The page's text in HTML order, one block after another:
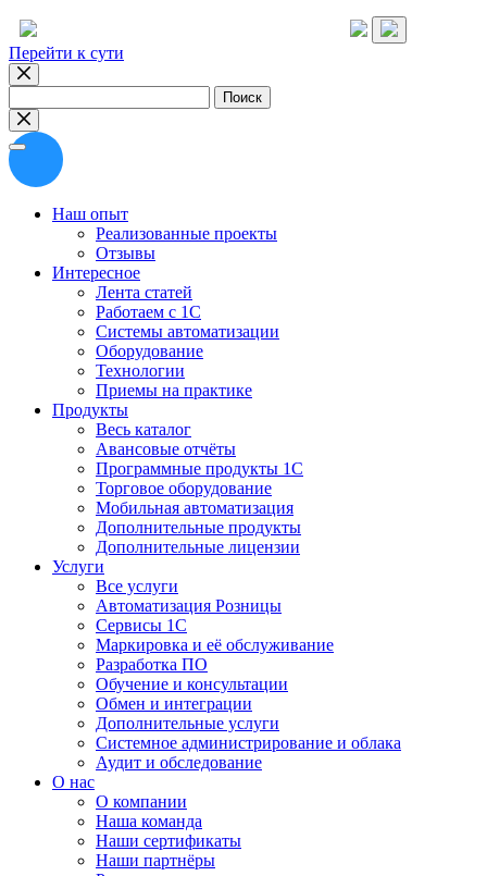
Перейти к сути
Наш опыт
Реализованные проекты
Отзывы
Интересное
Лента статей
Работаем с 1С
Системы автоматизации
Оборудование
Технологии
Приемы на практике
Продукты
Весь каталог
Авансовые отчёты
Программные продукты 1С
Торговое оборудование
Мобильная автоматизация
Дополнительные продукты
Дополнительные лицензии
Услуги
Все услуги
Автоматизация Розницы
Сервисы 1С
Маркировка и её обслуживание
Разработка ПО
Обучение и консультации
Обмен и интеграции
Дополнительные услуги
Системное администрирование и облака
Аудит и обследование
О нас
О компании
Наша команда
Наши сертификаты
Наши партнёры